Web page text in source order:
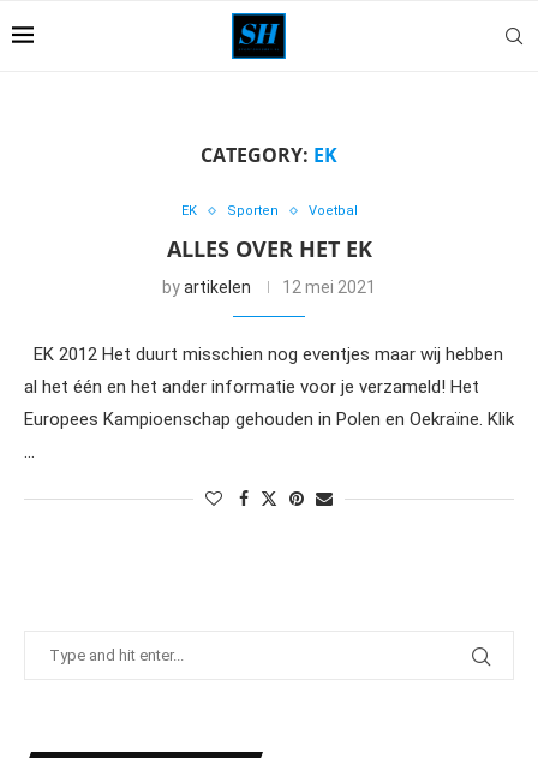
CATEGORY: EK
EK Sporten Voetbal
ALLES OVER HET EK
byartikelen 12 mei 2021
EK 2012 Het duurt misschien nog eventjes maar wij hebben
al het één en het ander informatie voor je verzameld! Het
Europees Kampioenschap gehouden in Polen en Oekraïne. Klik
…